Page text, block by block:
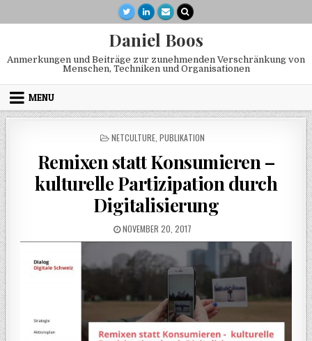
Daniel Boos
Anmerkungen und Beiträge zur zunehmenden Verschränkung von
Menschen, Techniken und Organisationen
MENU
POSTED IN
NETCULTURE PUBLIKATION
Remixen statt Konsumieren –
kulturelle Partizipation durch
Digitalisierung
PUBLISHED DATE:
NOVEMBER 20, 2017